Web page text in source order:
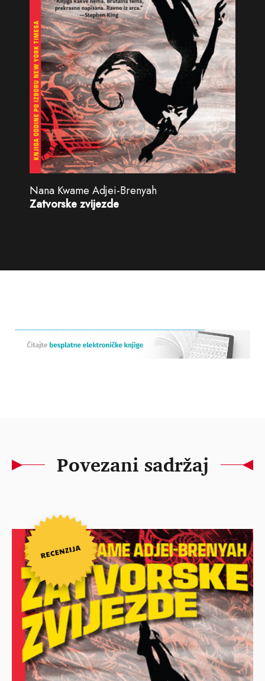
Nana Kwame Adjei-Brenyah
Zatvorske zvijezde
Povezani sadržaj